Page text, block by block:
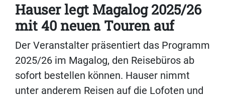
Hauser legt Magalog 2025/26
mit 40 neuen Touren auf
Der Veranstalter präsentiert das Programm
2025/26 im Magalog, den Reisebüros ab
sofort bestellen können. Hauser nimmt
unter anderem Reisen auf die Lofoten und